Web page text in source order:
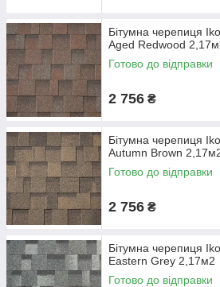
Бітумна черепиця
Aged Redwood
Готово до відправки
2 756 ₴
Бітумна черепиця
Autumn Brown
Готово до відправки
2 756 ₴
Бітумна черепиця
Eastern Grey 2,17м2
Готово до відправки